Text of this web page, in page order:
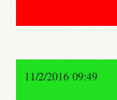
11/2/2016 09:49